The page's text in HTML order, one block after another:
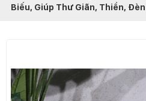
Biếu, Giúp Thư Giãn, Thiền,